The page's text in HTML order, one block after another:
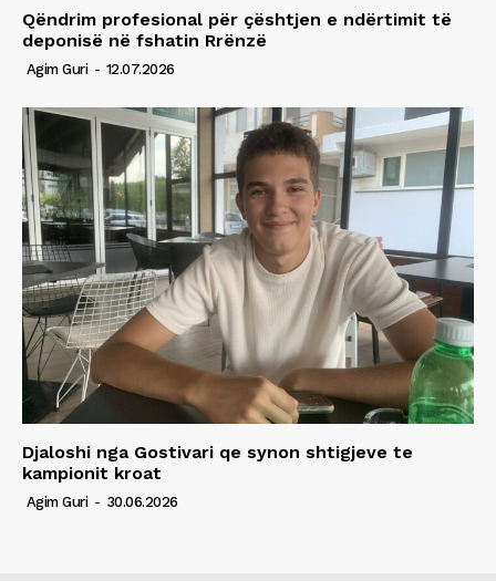
Qëndrim profesional për çështjen e ndërtimit të
deponisë në fshatin Rrënzë
Agim Guri - 12.07.2026
Djaloshi nga Gostivari qe synon shtigjeve te
kampionit kroat
Agim Guri - 30.06.2026